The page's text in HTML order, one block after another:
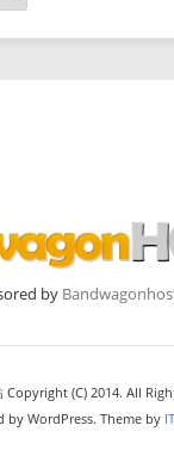
by
Copyright (C) 2014. All
by WordPress. Theme by